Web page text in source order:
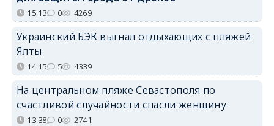
15:13 0 4269
Украинский БЭК выгнал отдыхающих с пляжей
Ялты
14:15 5 4339
На центральном пляже Севастополя по
счастливой случайности спасли женщину
13:38 0 2741